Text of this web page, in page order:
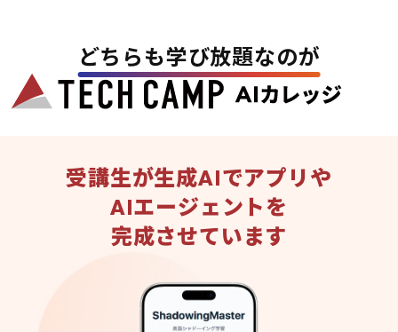
どちらも学び放題なのが
受講生が生成AIでアプリや
AIエージェントを
完成させています